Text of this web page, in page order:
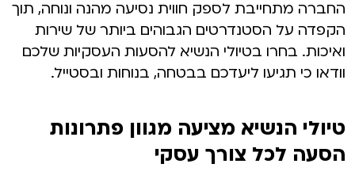
החברה מתחייבת לספק חווית נסיעה מהנה ונוחה, תוך
הקפדה על הסטנדרטים הגבוהים ביותר של שירות
ואיכות. בחרו בטיולי הנשיא להסעות העסקיות שלכם
וודאו כי תגיעו ליעדכם בבטחה, בנוחות ובסטייל.
טיולי הנשיא מציעה מגוון פתרונות
הסעה לכל צורך עסקי